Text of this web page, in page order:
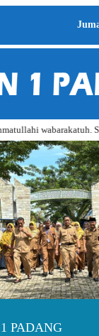
wabarakatuh. Selamat
PADANG